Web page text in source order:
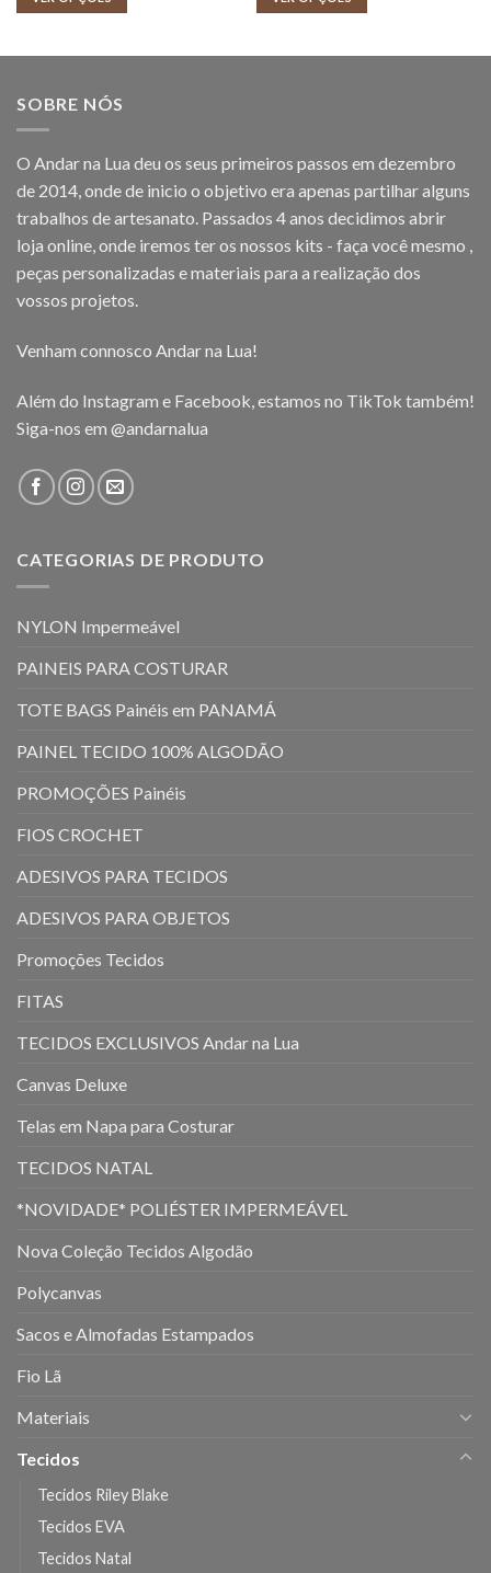
7,50 €
7,50 €
SOBRE NÓS
O Andar na Lua deu os seus primeiros passos em dezembro
de 2014, onde de inicio o objetivo era apenas partilhar alguns
trabalhos de artesanato. Passados 4 anos decidimos abrir
loja online, onde iremos ter os nossos kits - faça você mesmo ,
peças personalizadas e materiais para a realização dos
vossos projetos.
Venham connosco Andar na Lua!
Além do Instagram e Facebook, estamos no TikTok também!
Siga-nos em @andarnalua
CATEGORIAS DE PRODUTO
NYLON Impermeável
PAINEIS PARA COSTURAR
TOTE BAGS Painéis em PANAMÁ
PAINEL TECIDO 100% ALGODÃO
PROMOÇÕES Painéis
FIOS CROCHET
ADESIVOS PARA TECIDOS
ADESIVOS PARA OBJETOS
Promoções Tecidos
FITAS
TECIDOS EXCLUSIVOS Andar na Lua
Canvas Deluxe
Telas em Napa para Costurar
TECIDOS NATAL
*NOVIDADE* POLIÉSTER IMPERMEÁVEL
Nova Coleção Tecidos Algodão
Polycanvas
Sacos e Almofadas Estampados
Fio Lã
Materiais
Tecidos
Tecidos Riley Blake
Tecidos EVA
Tecidos Natal